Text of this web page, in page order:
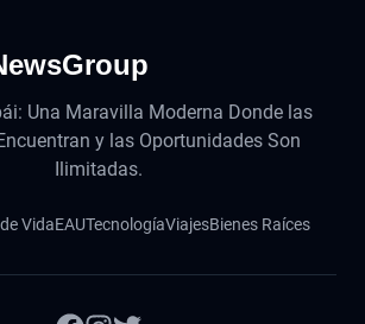
Una Maravilla Moderna Donde las
y las Oportunidades Son
Ilimitadas.
VidaEAUTecnologíaViajesBienes Raíces